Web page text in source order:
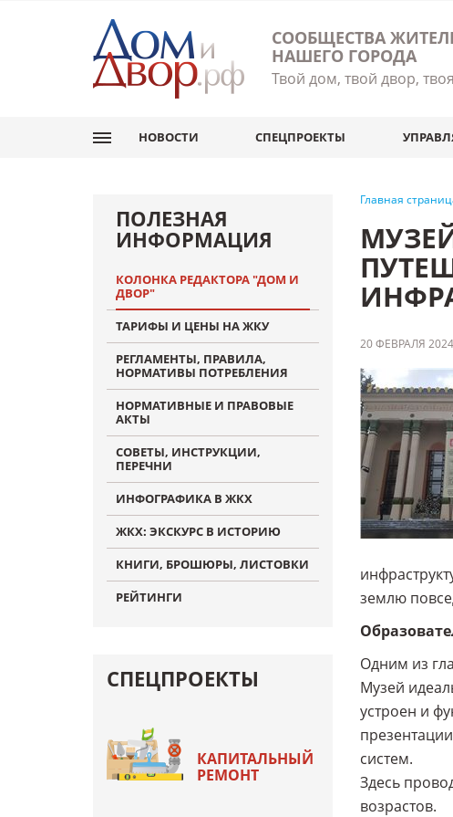
СООБЩЕСТВА
НАШЕГО ГОРОДА
Твой дом, твой двор,
НОВОСТИ СПЕЦПРОЕКТЫ
Главная
20 ФЕВРАЛЯ
землю
Одним из
Музей
устроен и
систем.
Здесь
возрастов.
ПОЛЕЗНАЯ
ИНФОРМАЦИЯ
КОЛОНКА РЕДАКТОРА "ДОМ И
ДВОР"
ТАРИФЫ И ЦЕНЫ НА ЖКУ
РЕГЛАМЕНТЫ, ПРАВИЛА,
НОРМАТИВЫ ПОТРЕБЛЕНИЯ
НОРМАТИВНЫЕ И ПРАВОВЫЕ
АКТЫ
СОВЕТЫ, ИНСТРУКЦИИ,
ПЕРЕЧНИ
ИНФОГРАФИКА В ЖКХ
ЖКХ: ЭКСКУРС В ИСТОРИЮ
КНИГИ, БРОШЮРЫ, ЛИСТОВКИ
РЕЙТИНГИ
СПЕЦПРОЕКТЫ
КАПИТАЛЬНЫЙ
РЕМОНТ